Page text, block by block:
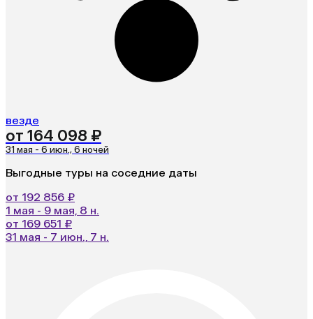
везде
от 164 098 ₽
31 мая - 6 июн., 6 ночей
Выгодные туры на соседние даты
от 192 856 ₽
1 мая - 9 мая, 8 н.
от 169 651 ₽
31 мая - 7 июн., 7 н.